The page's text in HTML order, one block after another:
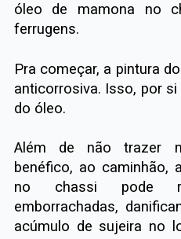
óleo de mamona no
ferrugens.
Pra começar, a pintura
anticorrosiva. Isso, por
do óleo.
Além de não trazer
benéfico, ao caminhão,
no chassi pode
emborrachadas,
acúmulo de sujeira no